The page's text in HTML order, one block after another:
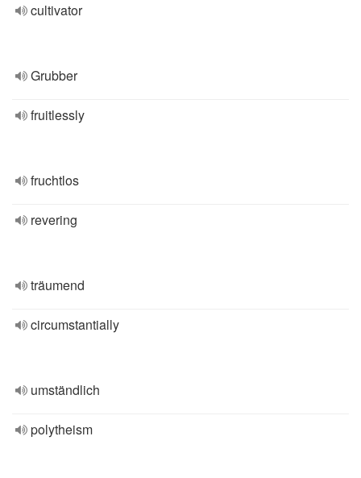
cultivator
Grubber
fruitlessly
fruchtlos
revering
träumend
circumstantially
umständlich
polytheism